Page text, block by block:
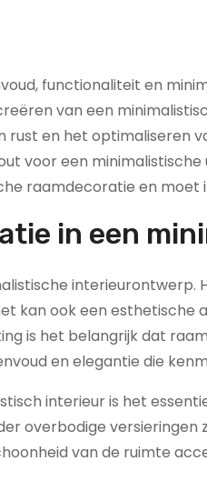
functionaliteit en
van een
en het optimaliseren
voor een
raamdecoratie en moet
in een
interieurontwerp.
ook een esthetische
is het belangrijk dat
en elegantie die
interieur is het
overbodige versieringen
van de ruimte